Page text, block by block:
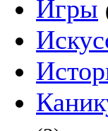
Игры